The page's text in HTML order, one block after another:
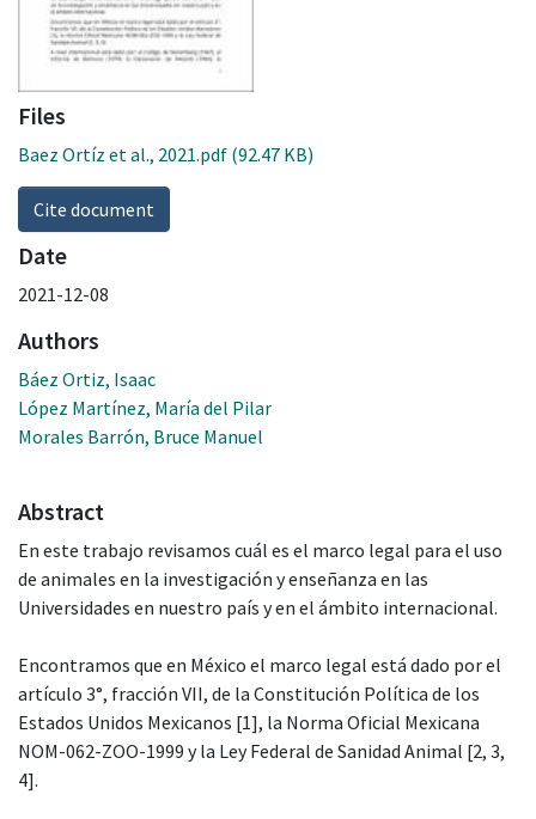
Files
Baez Ortíz et al., 2021.pdf (92.47 KB)
Cite document
Date
2021-12-08
Authors
Báez Ortiz, Isaac
López Martínez, María del Pilar
Morales Barrón, Bruce Manuel
Abstract
En este trabajo revisamos cuál es el marco legal para el uso
de animales en la investigación y enseñanza en las
Universidades en nuestro país y en el ámbito internacional.
Encontramos que en México el marco legal está dado por el
artículo 3°, fracción VII, de la Constitución Política de los
Estados Unidos Mexicanos [1], la Norma Oficial Mexicana
NOM-062-ZOO-1999 y la Ley Federal de Sanidad Animal [2, 3,
4].